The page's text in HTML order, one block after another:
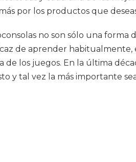
por los productos que
no son sólo una
de aprender
de los juegos. En la última
y tal vez la más importante